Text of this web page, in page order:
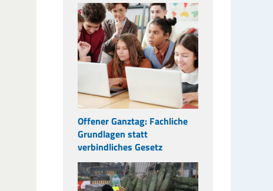
Offener Ganztag: Fachliche
Grundlagen statt
verbindliches Gesetz